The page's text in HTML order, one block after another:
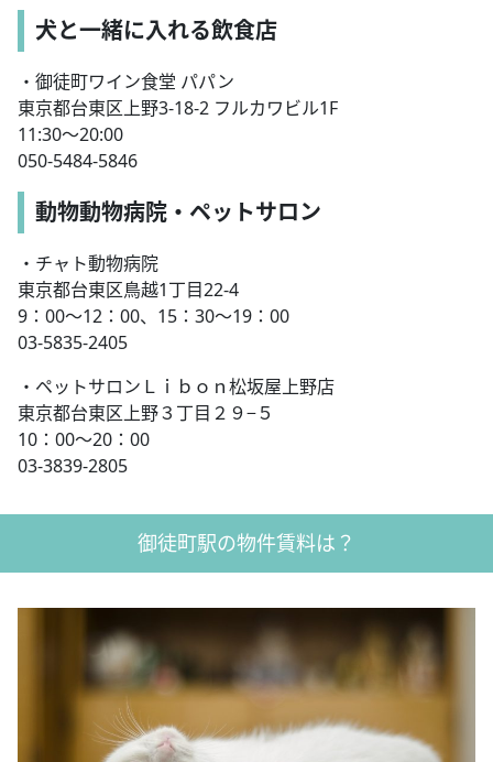
犬と一緒に入れる飲食店
・御徒町ワイン食堂 パパン
東京都台東区上野3-18-2 フルカワビル1F
11:30～20:00
050-5484-5846
動物動物病院・ペットサロン
・チャト動物病院
東京都台東区鳥越1丁目22-4
9：00～12：00、15：30～19：00
03-5835-2405
・ペットサロンＬｉｂｏｎ松坂屋上野店
東京都台東区上野３丁目２９−５
10：00～20：00
03-3839-2805
御徒町駅の物件賃料は？